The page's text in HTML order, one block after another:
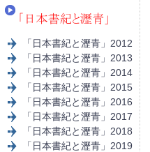
「日本書紀と瀝青」2012
「日本書紀と瀝青」2013
「日本書紀と瀝青」2014
「日本書紀と瀝青」2015
「日本書紀と瀝青」2016
「日本書紀と瀝青」2017
「日本書紀と瀝青」2018
「日本書紀と瀝青」2019